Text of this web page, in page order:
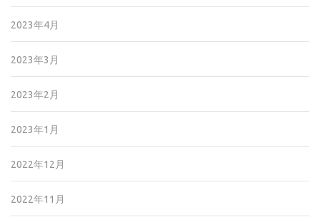
2023年4月
2023年3月
2023年2月
2023年1月
2022年12月
2022年11月